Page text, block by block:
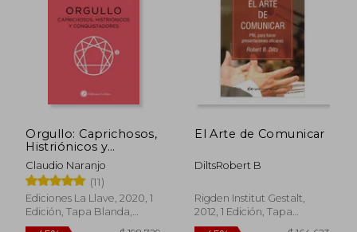
Orgullo: Caprichosos,
Histriónicos y
Conquistadores: E2
(Psicología de los
Eneatipos)
Claudio Naranjo
(11)
Ediciones La Llave, 2020, 1
Edición, Tapa Blanda,
Nuevo
El Arte de Comunicar
DiltsRobert B
Rigden Institut Gestalt,
2012, 1 Edición, Tapa
Blanda, Nuevo